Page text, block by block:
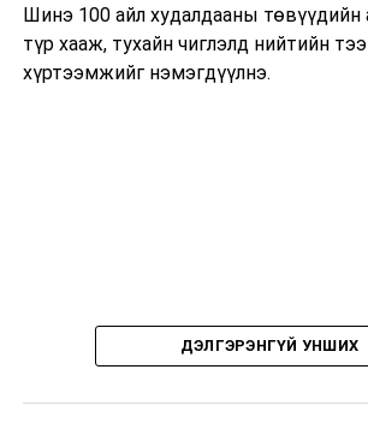
ДАРААХ МЭДЭЭ
ЗГ: Хяналтын камерыг нэгдсэн
ӨМНӨХ МЭДЭЭ
Шинэ 100 айл худалдааны төвүүдийн
түр хааж, тухайн чиглэлд нийтийн
хүртээмжийг нэмэгдүүлнэ.
ДЭЛГЭРЭНГҮЙ УНШИХ